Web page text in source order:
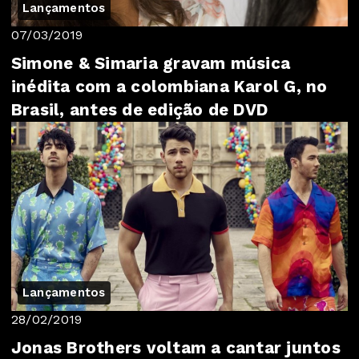
Lançamentos
07/03/2019
Simone & Simaria gravam música
inédita com a colombiana Karol G, no
Brasil, antes de edição de DVD
Lançamentos
28/02/2019
Jonas Brothers voltam a cantar juntos